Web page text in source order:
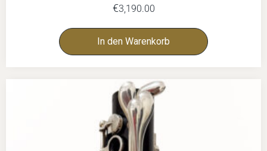
€3,190.00
In den Warenkorb